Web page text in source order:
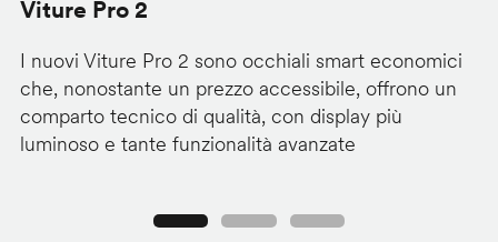
Viture Pro 2
I nuovi Viture Pro 2 sono occhiali smart economici
che, nonostante un prezzo accessibile, offrono un
comparto tecnico di qualità, con display più
luminoso e tante funzionalità avanzate